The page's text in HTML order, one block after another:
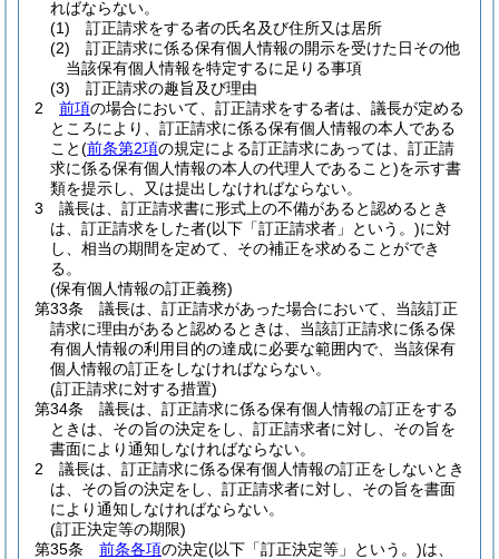
ればならない。
(1)
訂正請求をする者の氏名及び住所又は居所
(2)
訂正請求に係る保有個人情報の開示を受けた日その他
当該保有個人情報を特定するに足りる事項
(3)
訂正請求の趣旨及び理由
2
前項の場合において、訂正請求をする者は、議長が定める
ところにより、訂正請求に係る保有個人情報の本人である
こと(前条第2項の規定による訂正請求にあっては、訂正請
求に係る保有個人情報の本人の代理人であること)を示す書
類を提示し、又は提出しなければならない。
3
議長は、訂正請求書に形式上の不備があると認めるとき
は、訂正請求をした者(以下「訂正請求者」という。)に対
し、相当の期間を定めて、その補正を求めることができ
る。
(保有個人情報の訂正義務)
第33条
議長は、訂正請求があった場合において、当該訂正
請求に理由があると認めるときは、当該訂正請求に係る保
有個人情報の利用目的の達成に必要な範囲内で、当該保有
個人情報の訂正をしなければならない。
(訂正請求に対する措置)
第34条
議長は、訂正請求に係る保有個人情報の訂正をする
ときは、その旨の決定をし、訂正請求者に対し、その旨を
書面により通知しなければならない。
2
議長は、訂正請求に係る保有個人情報の訂正をしないとき
は、その旨の決定をし、訂正請求者に対し、その旨を書面
により通知しなければならない。
(訂正決定等の期限)
第35条
前条各項の決定(以下「訂正決定等」という。)は、